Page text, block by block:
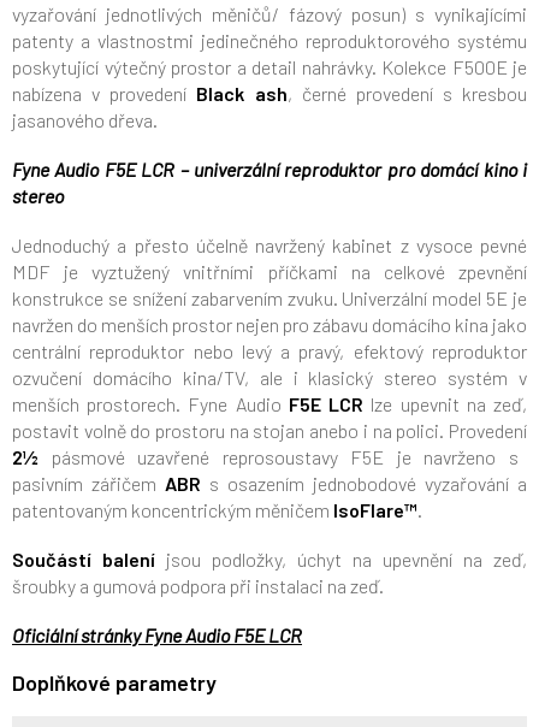
vyzařování jednotlivých měničů/ fázový posun) s vynikajícími
patenty a vlastnostmi jedinečného reproduktorového systému
poskytující výtečný prostor a detail nahrávky. Kolekce F500E je
nabízena v provedení Black ash, černé provedení s kresbou
jasanového dřeva.
Fyne Audio F5E LCR – univerzální reproduktor pro domácí kino i
stereo
Jednoduchý a přesto účelně navržený kabinet z vysoce pevné
MDF je vyztužený vnitřními příčkami na celkové zpevnění
konstrukce se snížení zabarvením zvuku. Univerzální model 5E je
navržen do menších prostor nejen pro zábavu domácího kina jako
centrální reproduktor nebo levý a pravý, efektový reproduktor
ozvučení domácího kina/TV, ale i klasický stereo systém v
menších prostorech. Fyne Audio F5E LCR lze upevnit na zeď,
postavit volně do prostoru na stojan anebo i na polici. Provedení
2½ pásmové uzavřené reprosoustavy F5E je navrženo s
pasivním zářičem ABR s osazením jednobodové vyzařování a
patentovaným koncentrickým měničem IsoFlare™
Součástí balení jsou podložky, úchyt na upevnění na zeď,
šroubky a gumová podpora při instalaci na zeď.
Oficiální stránky Fyne Audio F5E LCR
Doplňkové parametry